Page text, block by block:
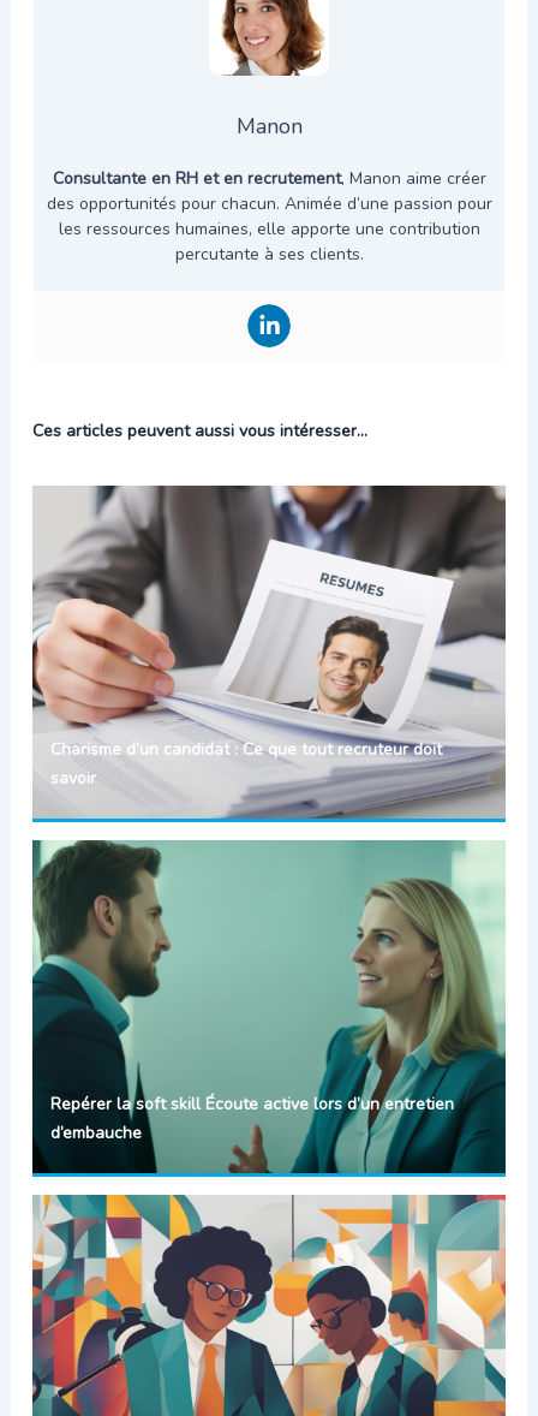
Manon
Consultante en RH et en recrutement, Manon aime créer
des opportunités pour chacun. Animée d’une passion pour
les ressources humaines, elle apporte une contribution
percutante à ses clients.
Ces articles peuvent aussi vous intéresser...
Charisme d’un candidat : Ce que tout recruteur doit
savoir
Repérer la soft skill Écoute active lors d’un entretien
d’embauche